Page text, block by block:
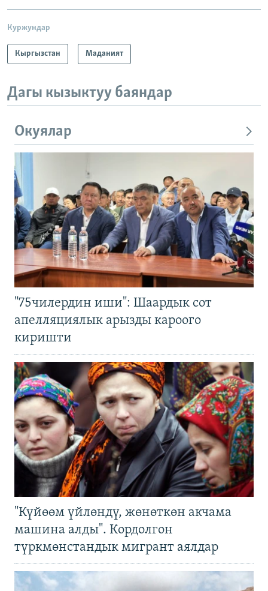
Куржундар
Кыргызстан Маданият
Дагы кызыктуу баяндар
Окуялар
"75чилердин иши": Шаардык сот
апелляциялык арызды кароого
киришти
"Күйөөм үйлөндү, жөнөткөн акчама
машина алды". Кордолгон
түркмөнстандык мигрант аялдар